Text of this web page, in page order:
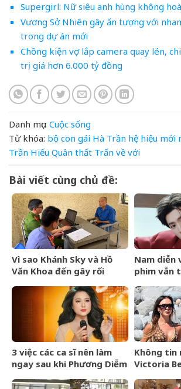
Supergirl: Nữ siêu anh hùng không
Vương Sở Nhiên gây ấn tượng với
trong dự án mới
Chồng kiện vợ lắp camera quay lén,
trị giá hơn 6.000 tỷ đồng
Danh mục: Cuộc sống
Từ khóa: bộ con gái Hà Trần hệ hiệu mới
Trần Hiếu Quân thất Trấn về với
Bài viết cùng chủ đề:
Vì sao Khánh Sky và Hồ
Văn Khoa đến gây rối
khởi tố?
Nam diễn
phim vẫn
3 việc các ca sĩ nên làm
ngay sau khi Phương Diễm
Không tin
Victoria